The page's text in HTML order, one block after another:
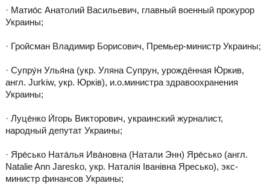
· Матио́с Анатолий Васильевич, главный военный прокурор
Украины;
· Гройсман Владимир Борисович, Премьер-министр Украины;
· Супру́н Улья́на (укр. Уляна Супрун, урождённая Ю́ркив,
англ. Jurkiw, укр. Юрків), и.о.министра здравоохранения
Украины;
· Луце́нко И́горь Викторович, украинский журналист,
народный депутат Украины;
· Яре́сько Ната́лья Ива́новна (Натали Энн) Яре́сько (англ.
Natalie Ann Jaresko, укр. Наталія Іванівна Яресько), экс-
министр финансов Украины;